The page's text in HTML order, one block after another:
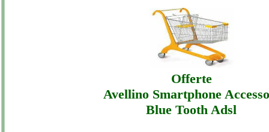
Futurashop - Offerte Ecommerce
Offerte
Avellino Smartphone
Blue Tooth Adsl